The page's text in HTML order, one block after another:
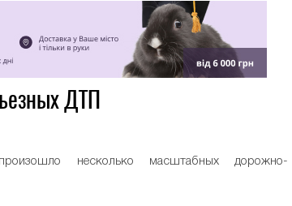
ДТП
несколько масштабных дорожно-